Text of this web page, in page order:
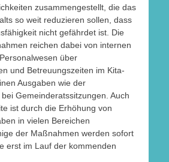
zusammengestellt, die das
so weit reduzieren sollen, dass
nicht gefährdet ist. Die
reichen dabei von internen
über
und Betreuungszeiten im Kita-
Ausgaben wie der
Gemeinderatssitzungen. Auch
ist durch die Erhöhung von
in vielen Bereichen
der Maßnahmen werden sofort
erst im Lauf der kommenden